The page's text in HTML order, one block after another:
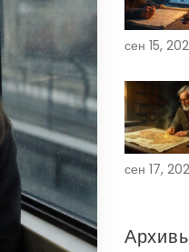
сен 15,
сен 17,